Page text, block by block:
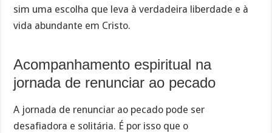
sim uma escolha que leva à verdadeira liberdade e à
vida abundante em Cristo.
Acompanhamento espiritual na
jornada de renunciar ao pecado
A jornada de renunciar ao pecado pode ser
desafiadora e solitária. É por isso que o